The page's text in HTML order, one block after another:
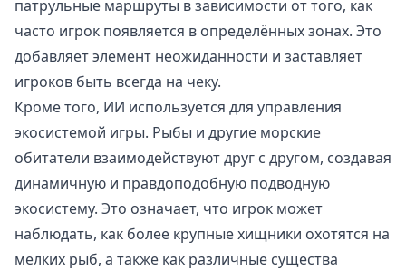
патрульные маршруты в зависимости от того, как
часто игрок появляется в определённых зонах. Это
добавляет элемент неожиданности и заставляет
игроков быть всегда на чеку.
Кроме того, ИИ используется для управления
экосистемой игры. Рыбы и другие морские
обитатели взаимодействуют друг с другом, создавая
динамичную и правдоподобную подводную
экосистему. Это означает, что игрок может
наблюдать, как более крупные хищники охотятся на
мелких рыб, а также как различные существа